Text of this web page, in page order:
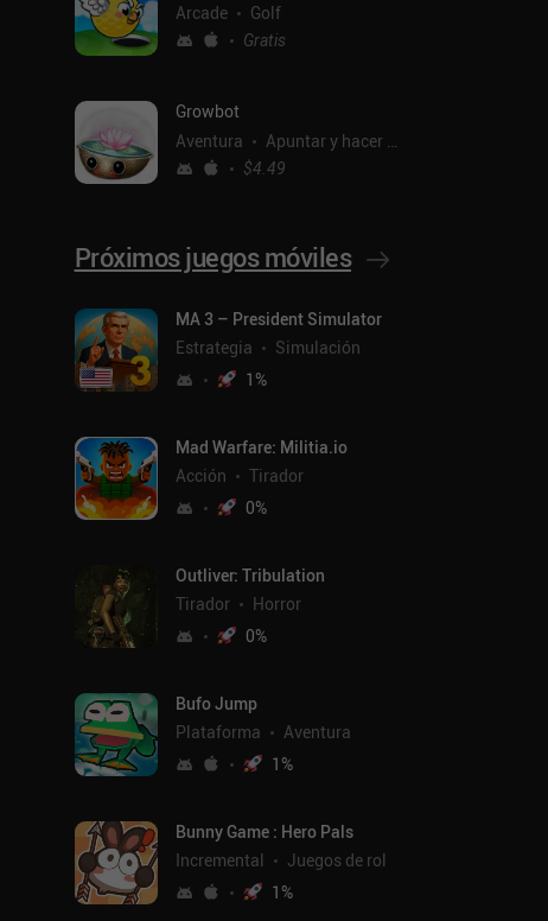
Arcade
Golf
Gratis
Growbot
Aventura
Apuntar y hacer clic
$4.49
Próximos juegos móviles
MA 3 – President Simulator
Estrategia
Simulación
1%
Mad Warfare: Militia.io
Acción
Tirador
0%
Outliver: Tribulation
Tirador
Horror
0%
Bufo Jump
Plataforma
Aventura
1%
Bunny Game : Hero Pals
Incremental
Juegos de rol
1%